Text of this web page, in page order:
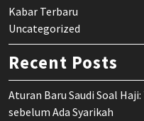
Kabar Terbaru
Uncategorized
Recent Posts
Aturan Baru Saudi Soal
sebelum Ada Syarikah